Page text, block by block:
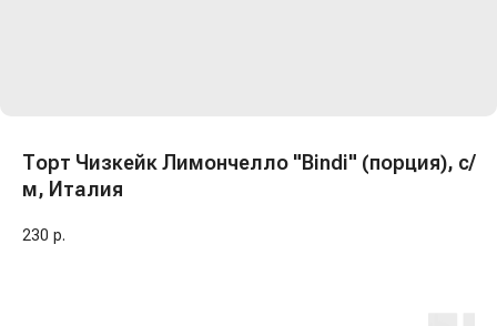
Торт Чизкейк Лимончелло "Bindi" (порция), с/
м, Италия
230 р.